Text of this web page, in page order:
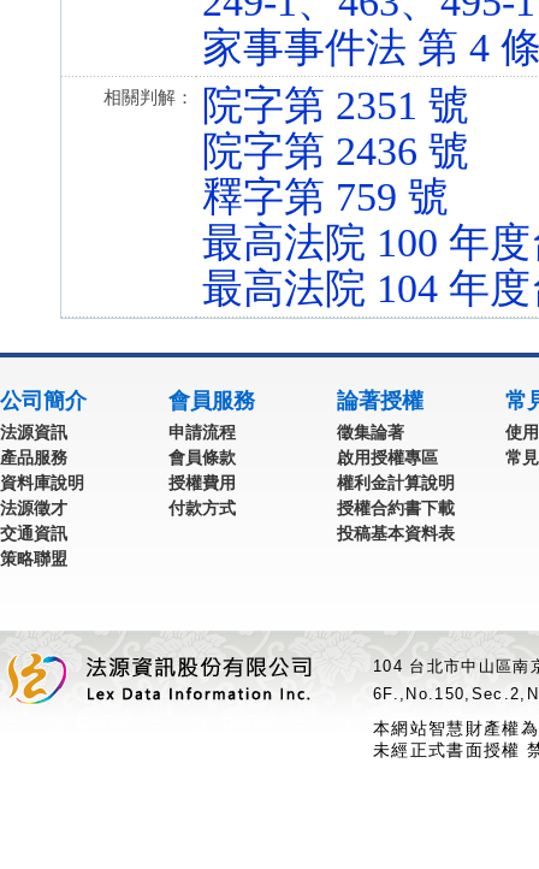
家事事件法 第 4
相關判解：
院字第 2351 號
院字第 2436 號
釋字第 759 號
最高法院 100 年
最高法院 104 年
公司簡介
法源資訊
產品服務
資料庫說明
法源徵才
交通資訊
策略聯盟
會員服務
申請流程
會員條款
授權費用
付款方式
論著授權
徵集論著
啟用授權專區
權利金計算說明
授權合約書下載
投稿基本資料表
常
使
常
104 台北市中山區
本網站智慧財產權
未經正式書面授權